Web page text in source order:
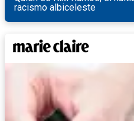
racismo albiceleste